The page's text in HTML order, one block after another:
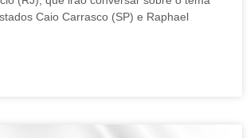
Caio Carrasco (SP) e Raphael